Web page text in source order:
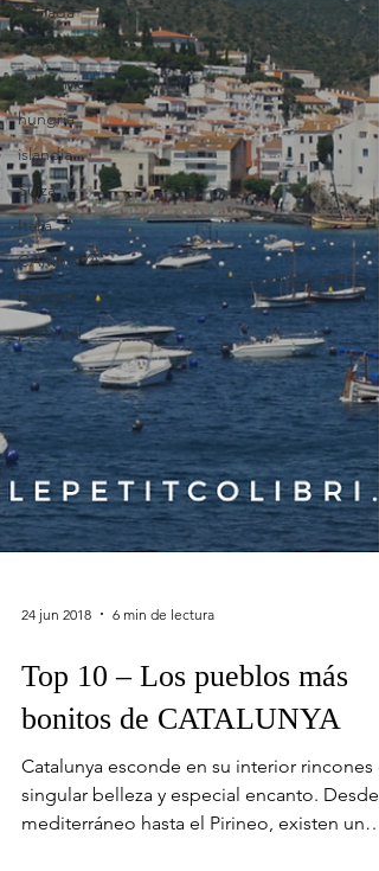
Canada
Croacia
Eslovenia
hungria
islandia
Suiza
Italia
CAMBOYA
Hungría
portugal
24 jun 2018 6 min de lectura
Top 10 – Los pueblos más
bonitos de CATALUNYA